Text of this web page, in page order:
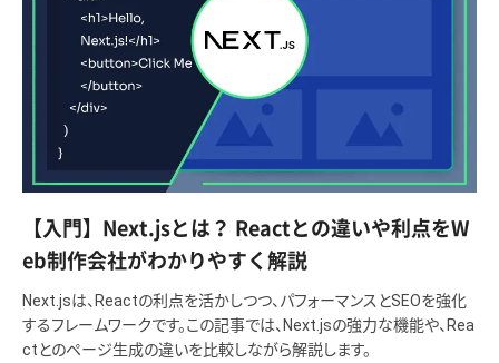
【入門】Next.jsとは？ Reactとの違いや利点をW
eb制作会社がわかりやすく解説
Next.jsは、Reactの利点を活かしつつ、パフォーマンスとSEOを強化
するフレームワークです。この記事では、Next.jsの強力な機能や、Rea
ctとのページ生成の違いを比較しながら解説します。